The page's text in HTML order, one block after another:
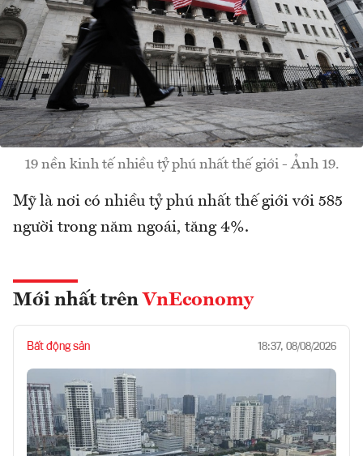
19 nền kinh tế nhiều tỷ phú nhất thế giới - Ảnh 19.
Mỹ là nơi có nhiều tỷ phú nhất thế giới với 585
người trong năm ngoái, tăng 4%.
Mới nhất trên VnEconomy
Bất động sản 18:37, 08/08/2026